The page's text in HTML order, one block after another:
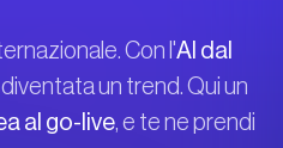
Con l'AI dal
un trend. Qui un
al go-live, e te ne prendi